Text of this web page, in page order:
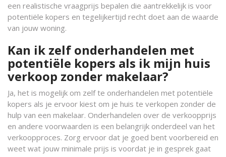
een realistische vraagprijs bepalen die aantrekkelijk is voor
potentiële kopers en tegelijkertijd recht doet aan de waarde
van jouw woning.
Kan ik zelf onderhandelen met
potentiële kopers als ik mijn huis
verkoop zonder makelaar?
Ja, het is mogelijk om zelf te onderhandelen met potentiële
kopers als je ervoor kiest om je huis te verkopen zonder de
hulp van een makelaar. Onderhandelen over de verkoopprijs
en andere voorwaarden is een belangrijk onderdeel van het
verkoopproces. Zorg ervoor dat je goed bent voorbereid en
weet wat jouw minimale prijs is voordat je in gesprek gaat